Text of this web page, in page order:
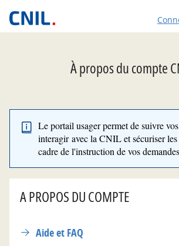
À propos du compte
Le portail usager permet de suivre
interagir avec la CNIL et sécuriser les
cadre de l'instruction de vos
A PROPOS DU COMPTE
Aide et FAQ